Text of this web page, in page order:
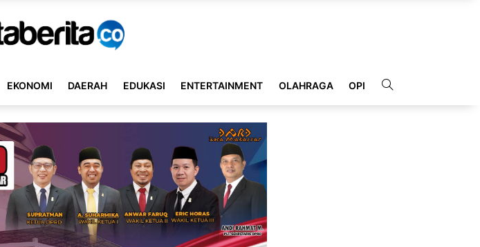
EKONOMI DAERAH EDUKASI ENTERTAINMENT OLAHRAGA OPINI INDEKS